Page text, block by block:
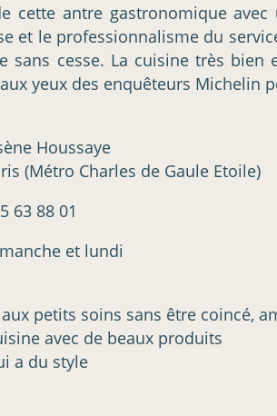
cette antre gastronomique avec
et le professionnalisme du
sans cesse. La cuisine très bien
yeux des enquêteurs Michelin
Houssaye
(Métro Charles de Gaule Etoile)
63 88 01
et lundi
aux petits soins sans être coincé,
avec de beaux produits
a du style